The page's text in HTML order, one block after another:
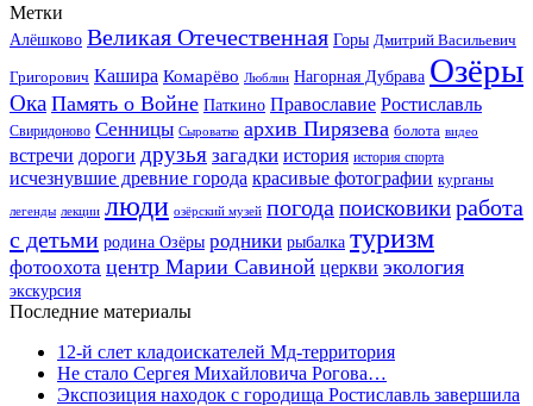
Метки
Алёшково Великая Отечественная Горы Дмитрий Васильевич
Григорович Кашира Комарёво Люблин Нагорная Дубрава Озёры
Ока Память о Войне Паткино Православие Ростиславль
Свиридоново Сенницы Сыроватко архив Пирязева болота видео
встречи дороги друзья загадки история история спорта
исчезнувшие древние города красивые фотографии курганы
легенды лекции люди озёрский музей погода поисковикиработа
с детьми родина Озёры родники рыбалка туризм
фотоохота центр Марии Савиной церкви экология
экскурсия
Последние материалы
12-й слет кладоискателей Мд-территория
Не стало Сергея Михайловича Рогова…
Экспозиция находок с городища Ростиславль завершила